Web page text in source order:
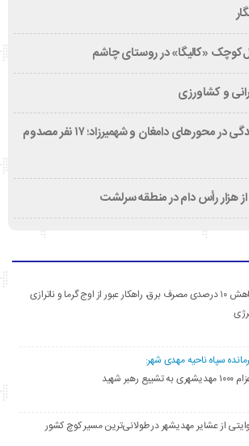
«کالیگا» در روستای چاشم
و کشاورزی
وقوع دو سانحه رانندگی در محورهای دامغان و شهمیرزاد؛ ۱۷ نفر مصدوم
هزار رأس دام در منطقه سرلشت
کاهش ۱۰ درصدی مصرف برق، راهکار عبور از اوج گرما و ناترازی
سپاه ناحیه مهدی شهر:
به تشییع رهبر شهید
از عشایر مهدیشهر در طولانی‌ترین مسیر کوچ کشور